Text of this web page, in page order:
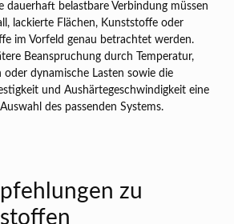
dauerhaft belastbare Verbindung müssen
lackierte Flächen, Kunststoffe oder
im Vorfeld genau betrachtet werden.
Beanspruchung durch Temperatur,
oder dynamische Lasten sowie die
und Aushärtegeschwindigkeit eine
des passenden Systems.
zu